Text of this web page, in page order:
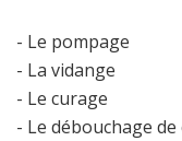
- Le pompage
- La vidange
- Le curage
- Le débouchage